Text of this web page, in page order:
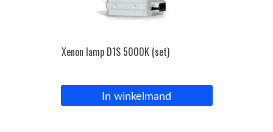
Xenon lamp D1S 5000K (set)
In winkelmand